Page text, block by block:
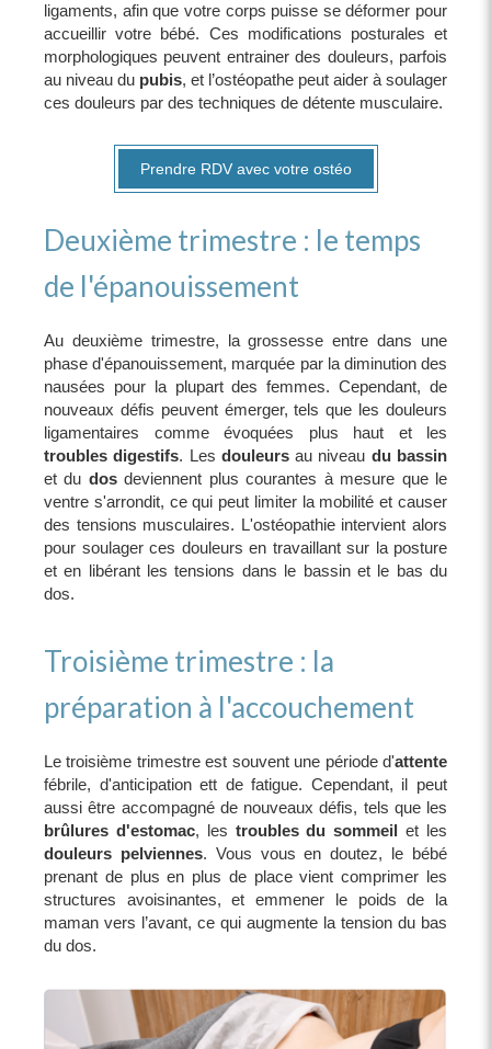
ligaments, afin que votre corps puisse se déformer pour
accueillir votre bébé. Ces modifications posturales et
morphologiques peuvent entrainer des douleurs, parfois
au niveau du pubis, et l’ostéopathe peut aider à soulager
ces douleurs par des techniques de détente musculaire.
Prendre RDV avec votre ostéo
Deuxième trimestre : le temps
de l'épanouissement
Au deuxième trimestre, la grossesse entre dans une
phase d'épanouissement, marquée par la diminution des
nausées pour la plupart des femmes. Cependant, de
nouveaux défis peuvent émerger, tels que les douleurs
ligamentaires comme évoquées plus haut et les
troubles digestifs. Les douleursau niveau du bassin
et du dosdeviennent plus courantes à mesure que le
ventre s'arrondit, ce qui peut limiter la mobilité et causer
des tensions musculaires. L'ostéopathie intervient alors
pour soulager ces douleurs en travaillant sur la posture
et en libérant les tensions dans le bassin et le bas du
dos.
Troisième trimestre : la
préparation à l'accouchement
Le troisième trimestre est souvent une période d'attente
fébrile, d'anticipation ett de fatigue. Cependant, il peut
aussi être accompagné de nouveaux défis, tels que les
brûlures d'estomac, les troubles du sommeil et les
douleurs pelviennes. Vous vous en doutez, le bébé
prenant de plus en plus de place vient comprimer les
structures avoisinantes, et emmener le poids de la
maman vers l’avant, ce qui augmente la tension du bas
du dos.